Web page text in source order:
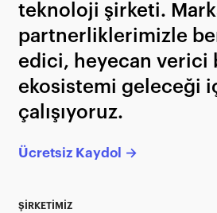
teknoloji şirketi.
partnerliklerimizle
edici, heyecan verici
ekosistemi geleceği
çalışıyoruz.
Ücretsiz Kaydol →
ŞİRKETİMİZ